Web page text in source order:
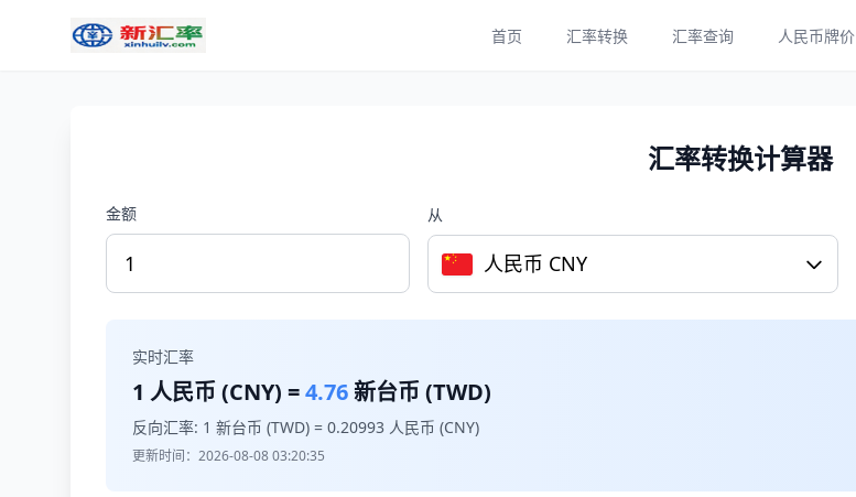
首页 汇率转换 汇率查询 人民币牌价
汇率转换计算器
金额 从
人民币 CNY
实时汇率
1 人民币 (CNY) =4.76新台币 (TWD)
反向汇率: 1 新台币 (TWD) = 0.20993 人民币 (CNY)
更新时间：2026-08-08 03:20:35